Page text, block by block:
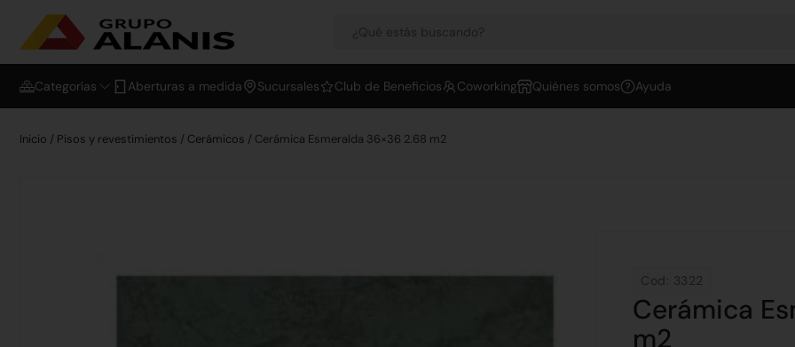
Categorías Aberturas a medida Sucursales Club de Beneficios Coworking Quiénes somos Ayuda
Inicio / Pisos y revestimientos / Cerámicos / Cerámica Esmeralda 36×36 2.68 m2
Cod: 3322
Cerámica
m2